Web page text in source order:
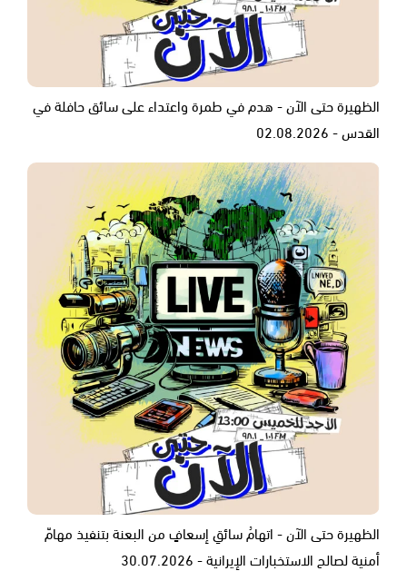
الظهيرة حتى الآن - هدم في طمرة واعتداء على سائق حافلة في
القدس - 02.08.2026
الظهيرة حتى الآن - اتهامُ سائقِ إسعافٍ من البعنة بتنفيذ مهامّ
أمنية لصالح الاستخبارات الإيرانية - 30.07.2026